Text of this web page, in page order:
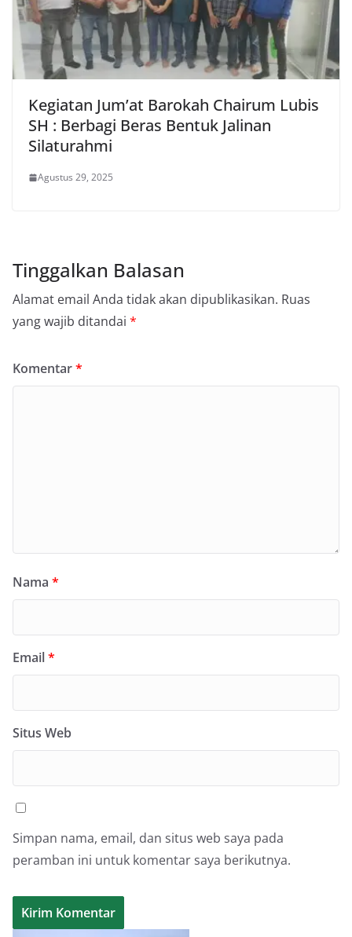
Kegiatan Jum’at Barokah Chairum Lubis
SH : Berbagi Beras Bentuk Jalinan
Silaturahmi
Agustus 29, 2025
Tinggalkan Balasan
Alamat email Anda tidak akan dipublikasikan. Ruas
yang wajib ditandai *
Komentar*
Nama *
Email*
Situs Web
Simpan nama, email, dan situs web saya pada
peramban ini untuk komentar saya berikutnya.